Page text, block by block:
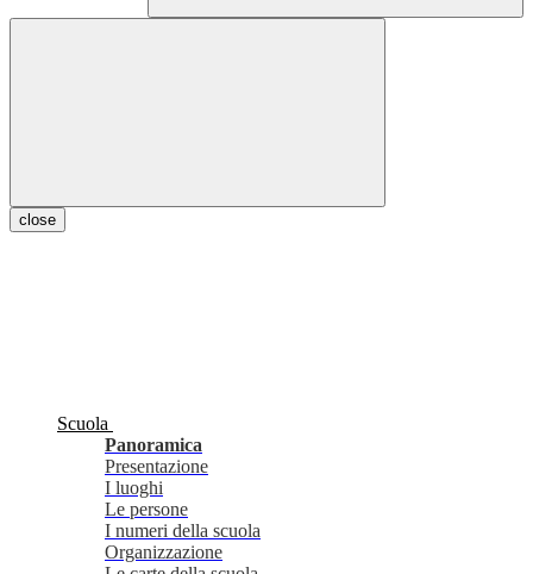
close
Scuola
Panoramica
Presentazione
I luoghi
Le persone
I numeri della scuola
Organizzazione